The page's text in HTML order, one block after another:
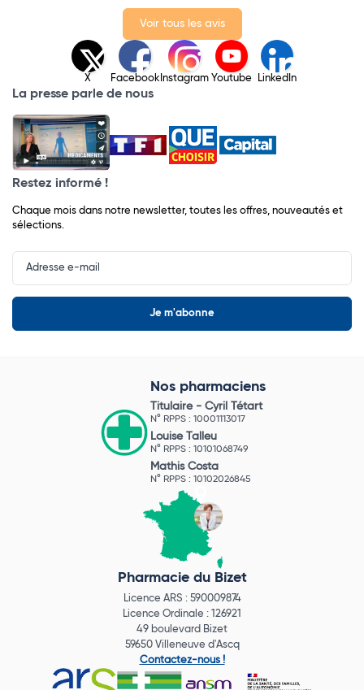
Voir tous les avis
X Facebook Instagram Youtube LinkedIn
La presse parle de nous
Restez informé !
Chaque mois dans notre newsletter, toutes les offres, nouveautés et
sélections.
Input
Newsletter
Nos pharmaciens
Titulaire - Cyril Tétart
N° RPPS : 10001113017
Louise Talleu
N° RPPS : 10101068749
Mathis Costa
N° RPPS : 10102026845
Pharmacie du Bizet
Licence ARS : 590009874
Licence Ordinale : 126921
49 boulevard Bizet
59650 Villeneuve d'Ascq
Contactez-nous !